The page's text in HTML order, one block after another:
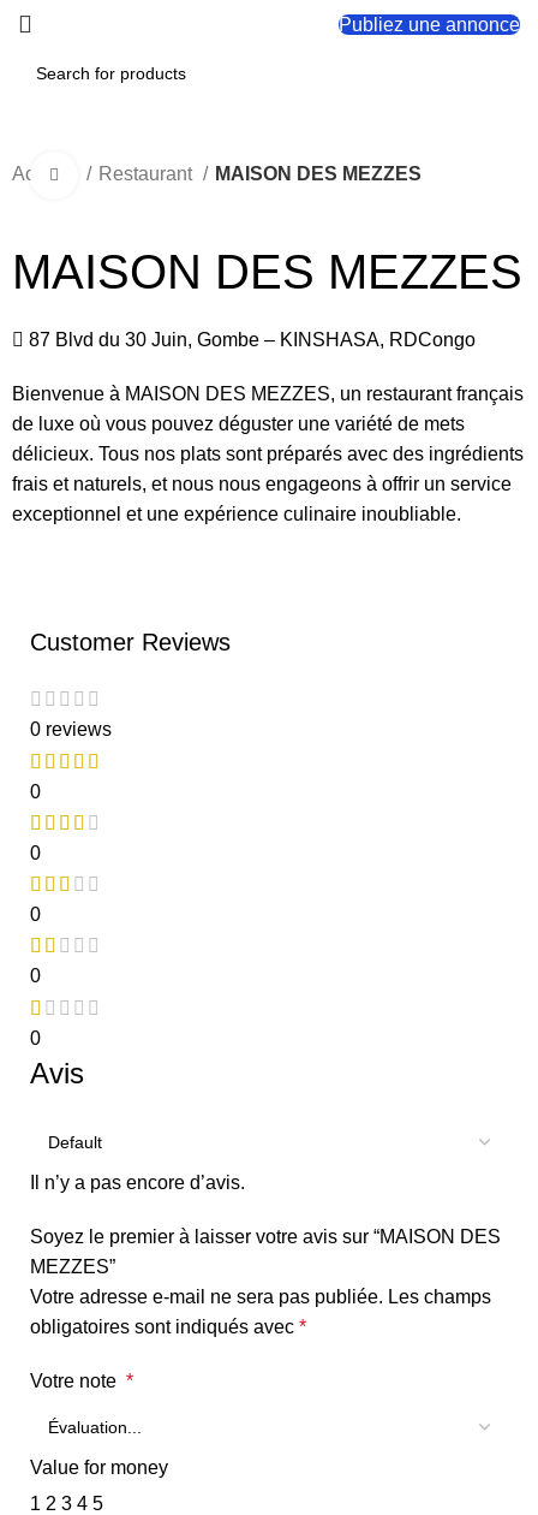
Publiez une annonce
Accueil Restaurant MAISON DES MEZZES
Click to enlarge
MAISON DES MEZZES
87 Blvd du 30 Juin, Gombe – KINSHASA, RDCongo
Bienvenue à MAISON DES MEZZES, un restaurant français
de luxe où vous pouvez déguster une variété de mets
délicieux. Tous nos plats sont préparés avec des ingrédients
frais et naturels, et nous nous engageons à offrir un service
exceptionnel et une expérience culinaire inoubliable.
Customer Reviews
0 reviews
0
0
0
0
0
Avis
Il n’y a pas encore d’avis.
Soyez le premier à laisser votre avis sur “MAISON DES
MEZZES”
Votre adresse e-mail ne sera pas publiée. Les champs
obligatoires sont indiqués avec *
Votre note *
Value for money
1 2 3 4 5